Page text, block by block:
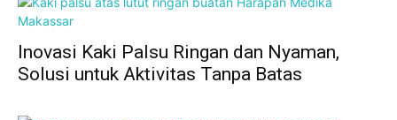
Inovasi Kaki Palsu Ringan dan Nyaman,
Solusi untuk Aktivitas Tanpa Batas